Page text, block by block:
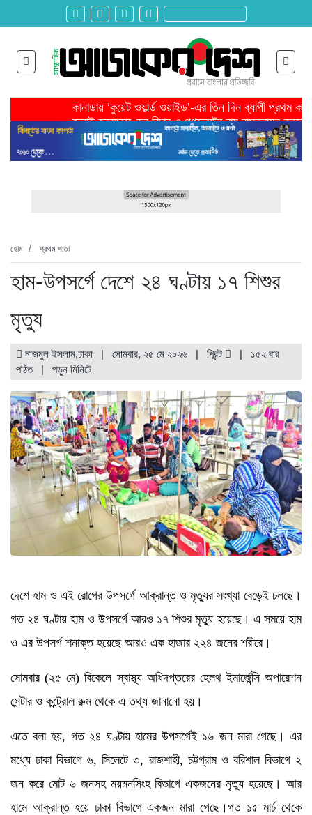
কানাডায় ‘কুয়েট ওয়ার্ল্ড ওয়াইড’-এর তিন দিন ব্যাপী প্রথম
জুলাই হত্যাকাণ্ডের বিচার ও গণভোটের রায় বাস্তবায়ন করতে
তরুণ উদ্ভাবক ও প্রযুক্তি উদ্যোক্তাদের পাশে থাকবে সরকার -
মাদরাসাকে অবহেলা করা শুরু মুজিব সরকারের আমল থেকে-
বাংলাদেশে এসে মার্কিন দূতের ভারতের হাইকমিশনারের সঙ্গে
হবিগঞ্জ ছাত্রদল সভাপতিসহ ১১ জনের বিরুদ্ধে এনসিপির
রাজনৈতিক লড়াইয়ে জিততে হলে সাংস্কৃতিক লড়াইয়ে জিততে
হোম প্রথম পাতা
হাম-উপসর্গে দেশে ২৪ ঘণ্টায় ১৭ শিশুর
মৃত্যু
নাজমুল ইসলাম,ঢাকা | সোমবার, ২৫ মে ২০২৬ | প্রিন্ট | ১৫২ বার
পঠিত
| পড়ুন মিনিটে
দেশে হাম ও এই রোগের উপসর্গে আক্রান্ত ও মৃত্যুর সংখ্যা বেড়েই চলছে।
গত ২৪ ঘণ্টায় হাম ও উপসর্গে আরও ১৭ শিশুর মৃত্যু হয়েছে। এ সময়ে হাম
ও এর উপসর্গ শনাক্ত হয়েছে আরও এক হাজার ২২৪ জনের শরীরে।
সোমবার (২৫ মে) বিকেলে স্বাস্থ্য অধিদপ্তরের হেলথ ইমার্জেন্সি অপারেশন
সেন্টার ও কন্ট্রোল রুম থেকে এ তথ্য জানানো হয়।
এতে বলা হয়, গত ২৪ ঘণ্টায় হামের উপসর্গেই ১৬ জন মারা গেছে। এর
মধ্যে ঢাকা বিভাগে ৬, সিলেটে ৩, রাজশাহী, চট্টগ্রাম ও বরিশাল বিভাগে ২
জন করে মোট ৬ জনসহ ময়মনসিংহ বিভাগে একজনের মৃত্যু হয়েছে। আর
হামে আক্রান্ত হয়ে ঢাকা বিভাগে একজন মারা গেছে।গত ১৫ মার্চ থেকে